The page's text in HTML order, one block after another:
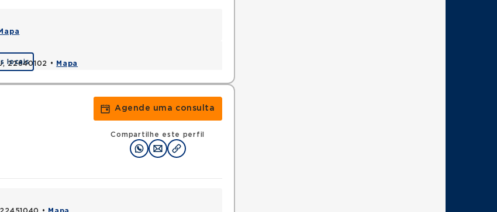
22640102 • Mapa
locais
Agende uma consulta
Compartilhe este perfil